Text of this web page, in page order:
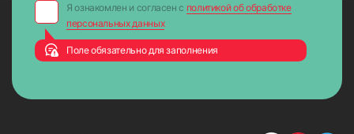
Я ознакомлен и согласен с политикой об обработке
персональных данных
Поле обязательно для заполнения